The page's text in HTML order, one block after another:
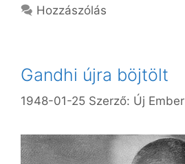
Hozzászólás
Gandhi újra böjtölt
1948-01-25 Szerző: Új Ember